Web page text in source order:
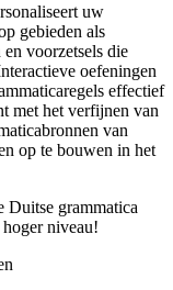
uw
gebieden als
voorzetsels die
oefeningen
effectief
met het verfijnen van
van
op te bouwen in het
Duitse grammatica
niveau!